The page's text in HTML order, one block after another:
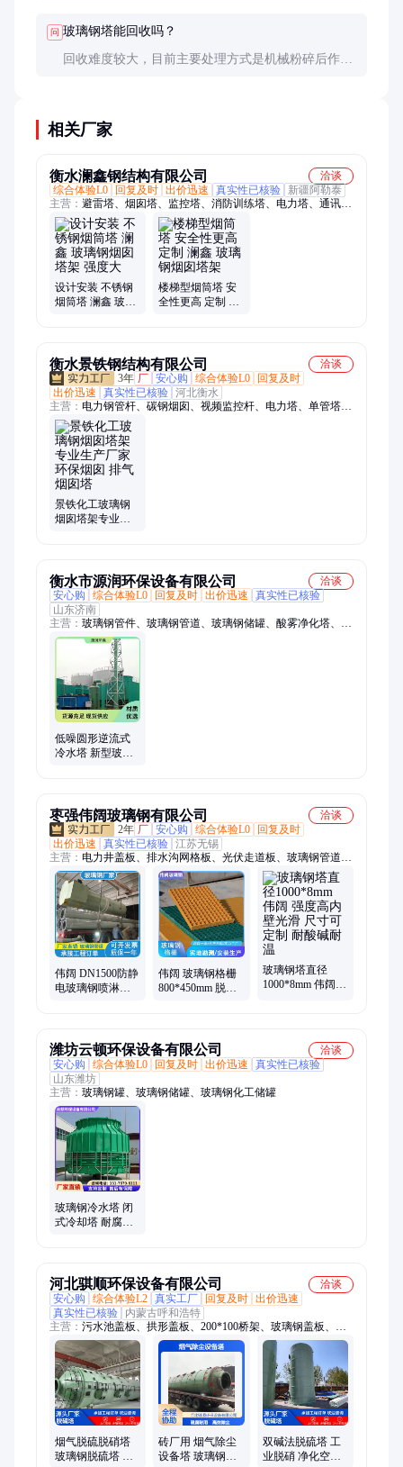
问 玻璃钢塔能回收吗？
回收难度较大，目前主要处理方式是机械粉碎后作为
相关厂家
衡水澜鑫钢结构有限公司
洽谈
综合体验L0
回复及时 出价迅速 真实性已核验
新疆阿勒泰
主营： 避雷塔、烟囱塔、监控塔、消防训练塔、电力塔、通讯
塔、单管塔、雷达塔、瞭望塔
设计安装 不锈钢
烟筒塔 澜鑫 玻璃
楼梯型烟筒塔 安
全性更高 定制 澜
衡水景铁钢结构有限公司
洽谈
3年 厂 安心购 综合体验L0
回复及时
出价迅速
真实性已核验 河北衡水
主营： 电力钢管杆、碳钢烟囱、视频监控杆、电力塔、单管塔、
通信铁塔、监控塔、烟囱塔、避雷塔、瞭望塔、信号塔、仿生树
塔、雷达塔、景观塔、灯杆塔、摄像铁塔、水文监测塔、高杆灯
塔、工艺塔、烟囱塔架、自立钢烟囱、自立不锈钢烟囱、电力钢
构架
景铁化工玻璃钢
烟囱塔架专业生
衡水市源润环保设备有限公司
洽谈
安心购
综合体验L0 回复及时 出价迅速
真实性已核验
山东济南
主营： 玻璃钢管件、玻璃钢管道、玻璃钢储罐、酸雾净化塔、玻
璃钢冷却塔、玻璃钢集气罩、电缆桥架
低噪圆形逆流式
冷水塔 新型玻璃
枣强伟阔玻璃钢有限公司
洽谈
2年 厂 安心购 综合体验L0
回复及时
出价迅速
真实性已核验 江苏无锡
主营： 电力井盖板、排水沟网格板、光伏走道板、玻璃钢管道、
玻璃钢风管、玻璃钢格栅、玻璃钢法兰、玻璃钢格栅板、玻璃钢
电缆沟盖板、玻璃钢复合盖板、玻璃钢弯头、玻璃钢三通、玻璃
钢围栏、玻璃钢拉挤方管、玻璃钢除臭风管、玻璃钢拱形盖板、
玻璃钢檩条、玻璃钢污水池盖板、玻璃钢异形件、锌铝镁走道板
伟阔 DN1500防静
电玻璃钢喷淋塔
伟阔 玻璃钢格栅
800*450mm 脱硫
玻璃钢塔直径
1000*8mm 伟阔
潍坊云顿环保设备有限公司
洽谈
安心购
综合体验L0 回复及时 出价迅速
真实性已核验
山东潍坊
主营： 玻璃钢罐、玻璃钢储罐、玻璃钢化工储罐
玻璃钢冷水塔 闭
式冷却塔 耐腐蚀
河北骐顺环保设备有限公司
洽谈
安心购
综合体验L2 真实工厂 回复及时 出价迅速
真实性已核验
内蒙古呼和浩特
主营： 污水池盖板、拱形盖板、200*100桥架、玻璃钢盖板、玻
璃钢桥架、玻璃钢电缆桥架、脱硫塔、玻璃钢拱形盖板、玻璃钢
集气罩、玻璃钢生物除臭箱、玻璃钢管道、100*100桥架、电缆
桥架、一体化提升泵站、一体化泵站、弧形盖板、污水池拱形盖
板、污水池弧形盖板、圆形密封罩、污水池密封罩、平形地沟盖
板、臭水池集气密封罩、污水池加盖、生化池加盖
烟气脱硫脱硝塔
玻璃钢脱硫塔 高
砖厂用 烟气除尘
设备塔 玻璃钢脱
双碱法脱硫塔 工
业脱硝 净化空气